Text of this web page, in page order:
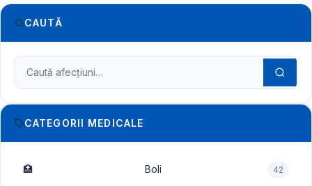
CAUTĂ
Caută în dicționarul medical
CATEGORII MEDICALE
🏥 Boli 42